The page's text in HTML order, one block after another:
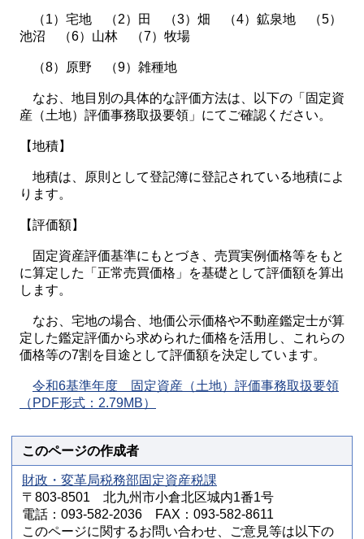
（1）宅地 （2）田 （3）畑 （4）鉱泉地 （5）
池沼 （6）山林 （7）牧場
（8）原野 （9）雑種地
なお、地目別の具体的な評価方法は、以下の「固定資
産（土地）評価事務取扱要領」にてご確認ください。
【地積】
地積は、原則として登記簿に登記されている地積によ
ります。
【評価額】
固定資産評価基準にもとづき、売買実例価格等をもと
に算定した「正常売買価格」を基礎として評価額を算出
します。
なお、宅地の場合、地価公示価格や不動産鑑定士が算
定した鑑定評価から求められた価格を活用し、これらの
価格等の7割を目途として評価額を決定しています。
令和6基準年度 固定資産（土地）評価事務取扱要領
（PDF形式：2.79MB）
このページの作成者
財政・変革局税務部固定資産税課
〒803-8501 北九州市小倉北区城内1番1号
電話：093-582-2036 FAX：093-582-8611
このページに関するお問い合わせ、ご意見等は以下の